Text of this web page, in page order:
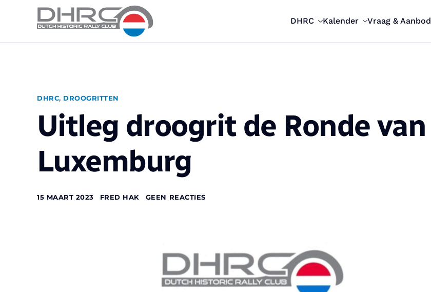
DHRC Kalender Vraag & Aanbod
DHRC, DROOGRITTEN
Uitleg droogrit de Ronde van
Luxemburg
15 MAART 2023 FRED HAK GEEN REACTIES